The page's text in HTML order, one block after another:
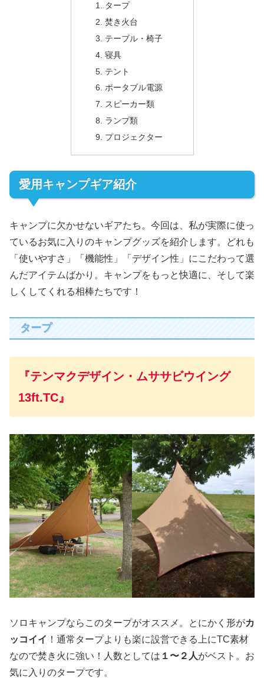
タープ
焚き火台
テーブル・椅子
寝具
テント
ポータブル電源
スピーカー類
ランプ類
プロジェクター
愛用キャンプギア紹介
キャンプに欠かせないギアたち。今回は、私が実際に使っ
ているお気に入りのキャンプグッズを紹介します。どれも
「使いやすさ」「機能性」「デザイン性」にこだわって選
んだアイテムばかり。キャンプをもっと快適に、そして楽
しくしてくれる相棒たちです！
タープ
『テンマクデザイン・ムササビウイング
13ft.TC』
ソロキャンプならこのタープがオススメ。とにかく形がカ
ッコイイ ！通常タープよりも楽に設営できる上にTC素材
なので焚き火に強い！人数としては １〜２人がベスト。お
気に入りのタープです。